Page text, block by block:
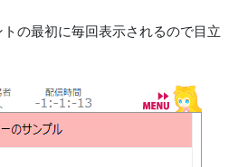
の最初に毎回表示されるので目立